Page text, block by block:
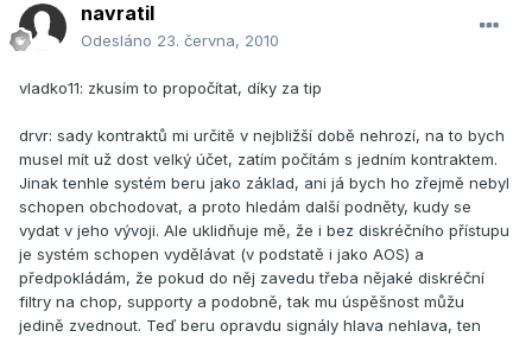
navratil
Odesláno 23. června, 2010
vladko11: zkusím to propočítat, díky za tip
drvr: sady kontraktů mi určitě v nejbližší době nehrozí, na to bych
musel mít už dost velký účet, zatím počítám s jedním kontraktem.
Jinak tenhle systém beru jako základ, ani já bych ho zřejmě nebyl
schopen obchodovat, a proto hledám další podněty, kudy se
vydat v jeho vývoji. Ale uklidňuje mě, že i bez diskréčního přístupu
je systém schopen vydělávat (v podstatě i jako AOS) a
předpokládám, že pokud do něj zavedu třeba nějaké diskréční
filtry na chop, supporty a podobně, tak mu úspěšnost můžu
jedině zvednout. Teď beru opravdu signály hlava nehlava, ten